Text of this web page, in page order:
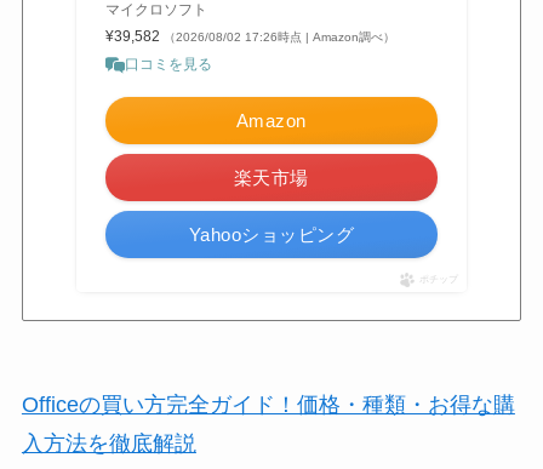
マイクロソフト
¥39,582
（2026/08/02 17:26時点 | Amazon調べ）
口コミを見る
Amazon
楽天市場
Yahooショッピング
ポチップ
Officeの買い方完全ガイド！価格・種類・お得な購
入方法を徹底解説